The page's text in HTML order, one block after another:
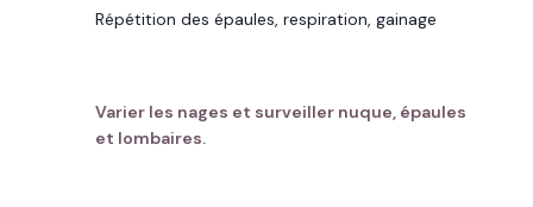
Répétition des épaules, respiration, gainage
Varier les nages et surveiller nuque, épaules
et lombaires.